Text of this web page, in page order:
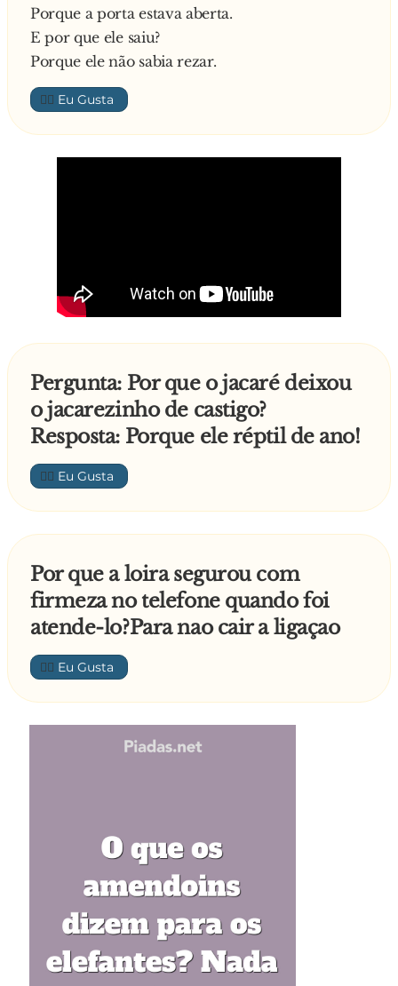
Porque a porta estava aberta.
E por que ele saiu?
Porque ele não sabia rezar.
👍🏼
Pergunta: Por que o jacaré deixou
o jacarezinho de castigo?
Resposta: Porque ele réptil de ano!
👍🏼
Por que a loira segurou com
firmeza no telefone quando foi
atende-lo?Para nao cair a ligaçao
👍🏼